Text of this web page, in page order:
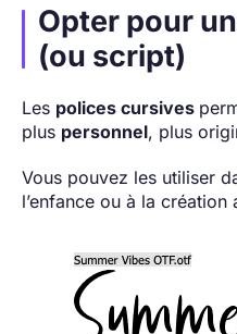
Opter pour
(ou script)
Les polices cursives
plus personnel, plus
Vous pouvez les utiliser
l’enfance ou à la création